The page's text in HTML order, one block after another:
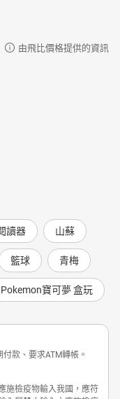
由飛比價格提供的資訊
讀器 山蘇
籃球 青梅
Pokemon寶可夢 盒玩
款、要求ATM轉帳。
施檢疫物輸入我國，應符